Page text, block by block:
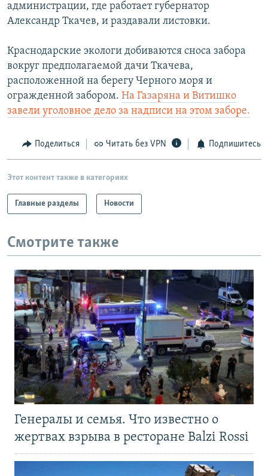
администрации, где работает губернатор
Александр Ткачев, и раздавали листовки.
Краснодарские экологи добиваются сноса забора
вокруг предполагаемой дачи Ткачева,
расположенной на берегу Черного моря и
огражденной забором. На Газаряна и Витишко
завели уголовное дело за надписи на этом заборе.
Поделиться Читать без VPN Подпишитесь
Этот контент также в категориях
Главные разделы Новости
Смотрите также
Генералы и семья. Что известно о
жертвах взрыва в ресторане Balzi Rossi